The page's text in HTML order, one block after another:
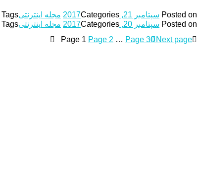
Posted on سپتامبر 21, 2017 Categories مجله اینترنتیTags
Posted on سپتامبر 20, 2017 Categories مجله اینترنتیTags
Page 1 Page 2 … Page 30 Next page